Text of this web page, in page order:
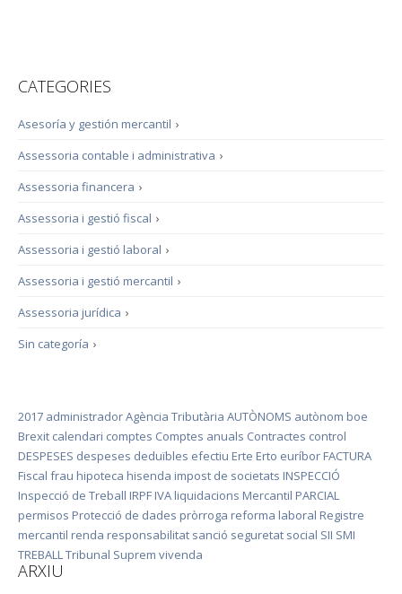
CATEGORIES
›
Asesoría y gestión mercantil
›
Assessoria contable i administrativa
›
Assessoria financera
›
Assessoria i gestió fiscal
›
Assessoria i gestió laboral
›
Assessoria i gestió mercantil
›
Assessoria jurídica
›
Sin categoría
2017 administradorAgència Tributària AUTÒNOMS autònom boe
Brexit calendari comptes Comptes anuals Contractes control
DESPESES despeses deduïbles efectiu Erte Erto euríbor FACTURA
Fiscal frau hipoteca hisenda impost de societats INSPECCIÓ
Inspecció de Treball IRPF IVA liquidacions Mercantil PARCIAL
permisos Protecció de dades pròrroga reforma laboral Registre
mercantil renda responsabilitat sanció seguretat social SII SMI
TREBALLTribunal Suprem vivenda
ARXIU